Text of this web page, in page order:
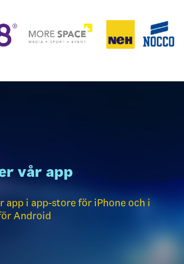
vår app
app i app-store för iPhone och i
Android